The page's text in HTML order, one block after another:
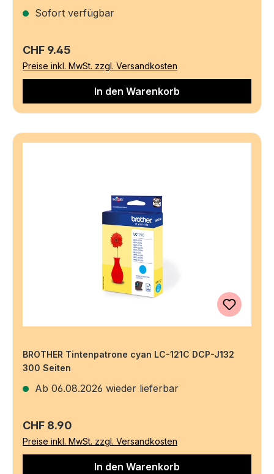
Sofort verfügbar
Regulärer Preis:
CHF 9.45
Preise inkl. MwSt. zzgl. Versandkosten
In den Warenkorb
BROTHER Tintenpatrone cyan LC-121C DCP-J132
300 Seiten
Ab 06.08.2026 wieder lieferbar
Regulärer Preis:
CHF 8.90
Preise inkl. MwSt. zzgl. Versandkosten
In den Warenkorb